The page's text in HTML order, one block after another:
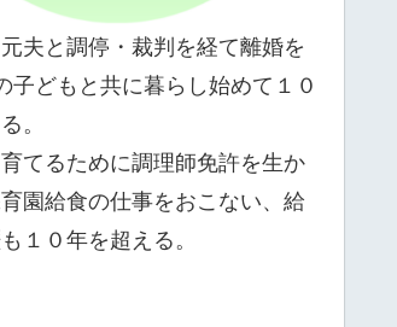
夫と調停・裁判を経て離婚を
子どもと共に暮らし始めて１０
。
てるために調理師免許を生か
園給食の仕事をおこない、給
１０年を超える。